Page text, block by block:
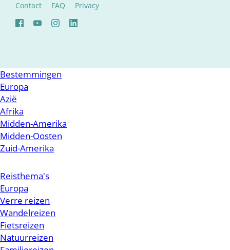
Contact FAQ Privacy
Bestemmingen
Europa
Azië
Afrika
Midden-Amerika
Midden-Oosten
Zuid-Amerika
Reisthema's
Europa
Verre reizen
Wandelreizen
Fietsreizen
Natuurreizen